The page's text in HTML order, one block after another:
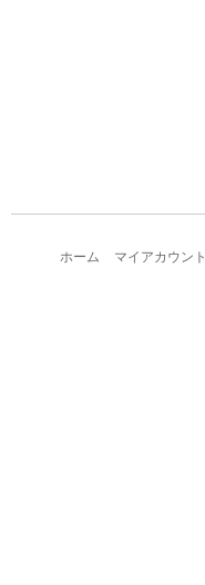
ホーム マイアカウント